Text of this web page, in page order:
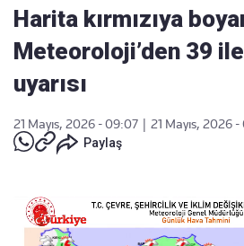
Harita kırmızıya
Meteoroloji’den 39
uyarısı
21 Mayıs, 2026 - 09:07
21 Mayıs, 2026
Paylaş